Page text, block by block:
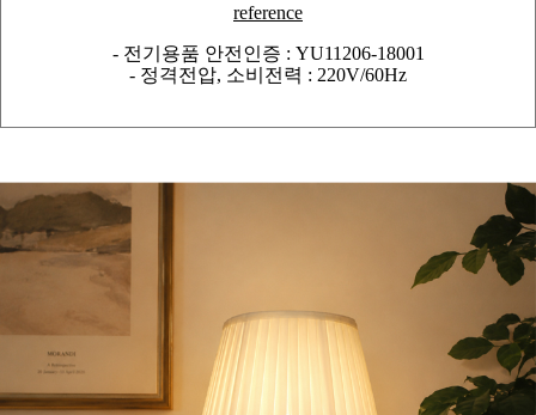
reference
- 전기용품 안전인증 : YU11206-18001
- 정격전압, 소비전력 : 220V/60Hz